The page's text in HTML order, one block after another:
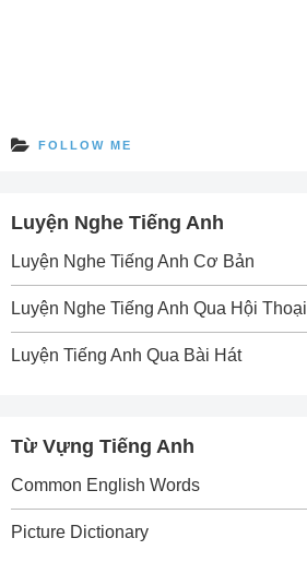
FOLLOW ME
Luyện Nghe Tiếng Anh
Luyện Nghe Tiếng Anh Cơ Bản
Luyện Nghe Tiếng Anh Qua Hội Thoại
Luyện Tiếng Anh Qua Bài Hát
Từ Vựng Tiếng Anh
Common English Words
Picture Dictionary